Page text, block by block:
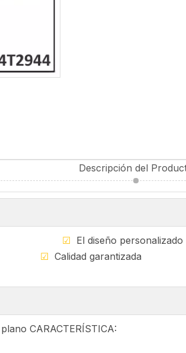
Descripción del
☑ El diseño
☑ Calidad
CARACTERÍSTICA: